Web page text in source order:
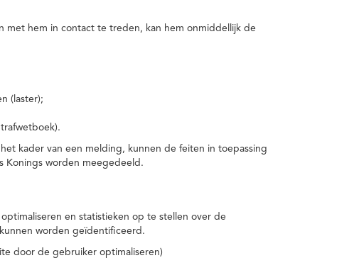
hem in contact te treden, kan hem onmiddellijk de
(laster);
kader van een melding, kunnen de feiten in toepassing
Konings worden meegedeeld.
en statistieken op te stellen over de
worden geïdentificeerd.
door de gebruiker optimaliseren)